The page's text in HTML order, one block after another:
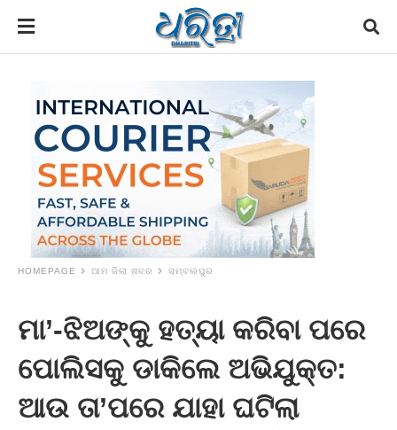
HOMEPAGE ଆମ ଜିଲା ଖବର ସମ୍ବଲପୁର
ମା’-ଝିଅଙ୍କୁ ହତ୍ୟା କରିବା ପରେ
ପୋଲିସକୁ ଡାକିଲେ ଅଭିଯୁକ୍ତ:
ଆଉ ତା’ପରେ ଯାହା ଘଟିଲା